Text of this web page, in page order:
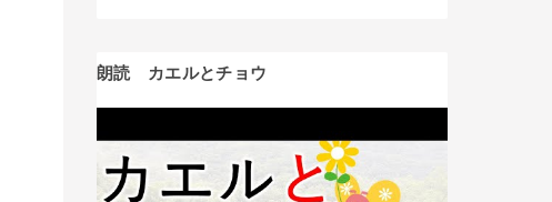
朗読 カエルとチョウ